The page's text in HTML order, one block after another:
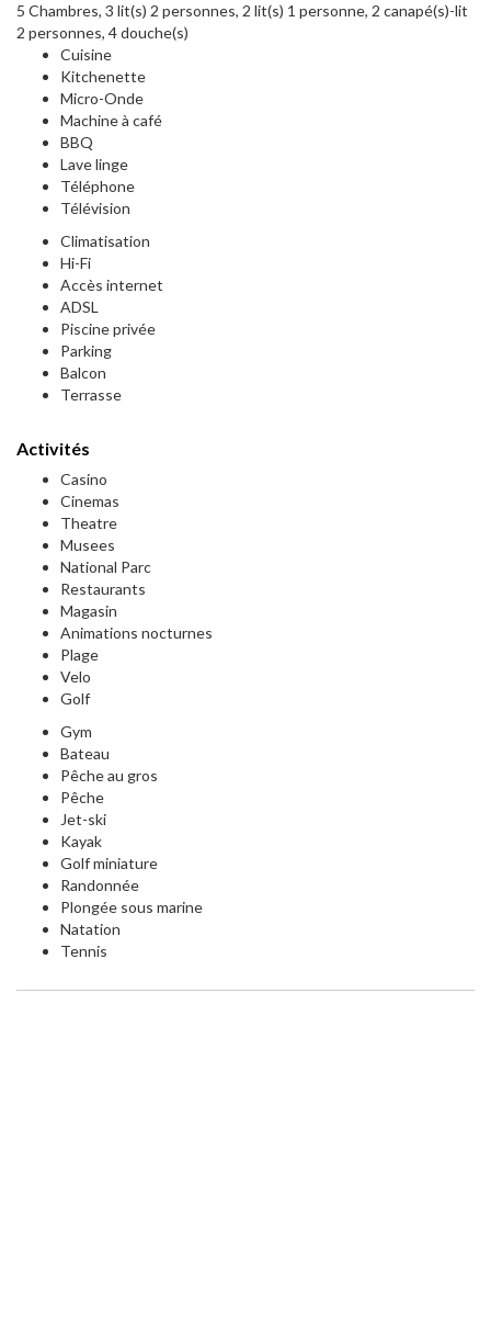
5 Chambres, 3 lit(s) 2 personnes, 2 lit(s) 1 personne, 2 canapé(s)-lit
2 personnes, 4 douche(s)
Cuisine
Kitchenette
Micro-Onde
Machine à café
BBQ
Lave linge
Téléphone
Télévision
Climatisation
Hi-Fi
Accès internet
ADSL
Piscine privée
Parking
Balcon
Terrasse
Activités
Casino
Cinemas
Theatre
Musees
National Parc
Restaurants
Magasin
Animations nocturnes
Plage
Velo
Golf
Gym
Bateau
Pêche au gros
Pêche
Jet-ski
Kayak
Golf miniature
Randonnée
Plongée sous marine
Natation
Tennis